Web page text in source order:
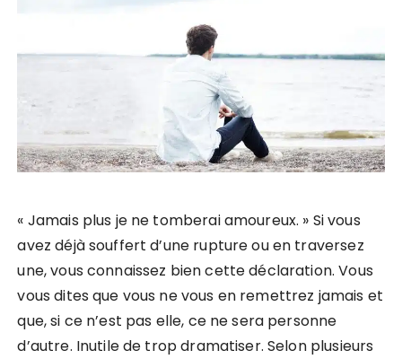
« Jamais plus je ne tomberai amoureux. » Si vous
avez déjà souffert d’une rupture ou en traversez
une, vous connaissez bien cette déclaration. Vous
vous dites que vous ne vous en remettrez jamais et
que, si ce n’est pas elle, ce ne sera personne
d’autre. Inutile de trop dramatiser. Selon plusieurs